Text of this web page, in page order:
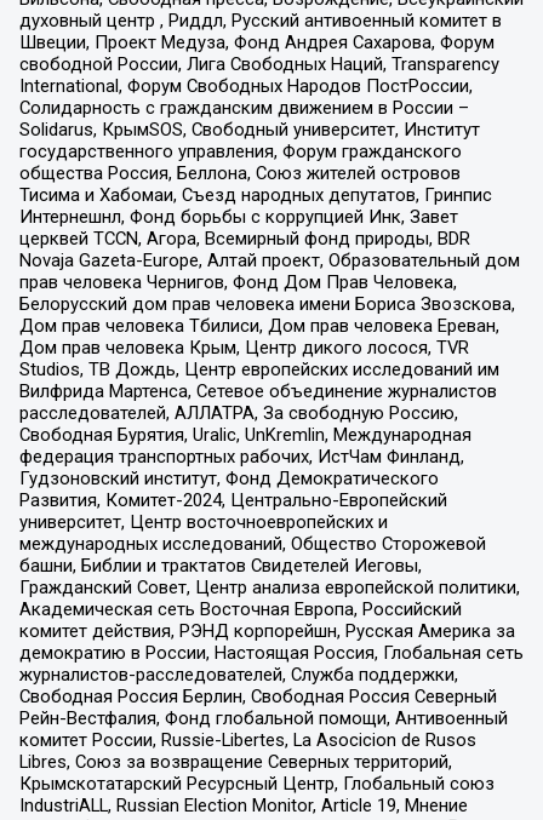
духовный центр , Риддл, Русский антивоенный комитет в
Швеции, Проект Медуза, Фонд Андрея Сахарова, Форум
свободной России, Лига Свободных Наций, Transparеncy
International, Форум Свободных Народов ПостРоссии,
Солидарность с гражданским движением в России –
Solidarus, КрымSOS, Свободный университет, Институт
государственного управления, Форум гражданского
общества Россия, Беллона, Союз жителей островов
Тисима и Хабомаи, Съезд народных депутатов, Гринпис
Интернешнл, Фонд борьбы с коррупцией Инк, Завет
церквей TCCN, Агора, Всемирный фонд природы, BDR
Novaja Gazeta-Europe, Алтай проект, Образовательный дом
прав человека Чернигов, Фонд Дом Прав Человека,
Белорусский дом прав человека имени Бориса Звозскова,
Дом прав человека Тбилиси, Дом прав человека Ереван,
Дом прав человека Крым, Центр дикого лосося, TVR
Studios, ТВ Дождь, Центр европейских исследований им
Вилфрида Мартенса, Сетевое объединение журналистов
расследователей, АЛЛАТРА, За свободную Россию,
Свободная Бурятия, Uralic, UnKremlin, Международная
федерация транспортных рабочих, ИстЧам Финланд,
Гудзоновский институт, Фонд Демократического
Развития, Комитет-2024, Центрально-Европейский
университет, Центр восточноевропейских и
международных исследований, Общество Сторожевой
башни, Библии и трактатов Свидетелей Иеговы,
Гражданский Совет, Центр анализа европейской политики,
Академическая сеть Восточная Европа, Российский
комитет действия, РЭНД корпорейшн, Русская Америка за
демократию в России, Настоящая Россия, Глобальная сеть
журналистов-расследователей, Служба поддержки,
Свободная Россия Берлин, Свободная Россия Северный
Рейн-Вестфалия, Фонд глобальной помощи, Антивоенный
комитет России, Russie-Libertes, La Asocicion de Rusos
Libres, Союз за возвращение Северных территорий,
Крымскотатарский Ресурсный Центр, Глобальный союз
IndustriALL, Russian Election Monitor, Article 19, Мнение